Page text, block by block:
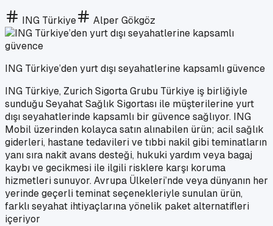
ING Türkiye Alper Gökgöz
ING Türkiye’den yurt dışı seyahatlerine kapsamlı güvence
ING Türkiye, Zurich Sigorta Grubu Türkiye iş birliğiyle
sunduğu Seyahat Sağlık Sigortası ile müşterilerine yurt
dışı seyahatlerinde kapsamlı bir güvence sağlıyor. ING
Mobil üzerinden kolayca satın alınabilen ürün; acil sağlık
giderleri, hastane tedavileri ve tıbbi nakil gibi teminatların
yanı sıra nakit avans desteği, hukuki yardım veya bagaj
kaybı ve gecikmesi ile ilgili risklere karşı koruma
hizmetleri sunuyor. Avrupa Ülkeleri’nde veya dünyanın her
yerinde geçerli teminat seçenekleriyle sunulan ürün,
farklı seyahat ihtiyaçlarına yönelik paket alternatifleri
içeriyor